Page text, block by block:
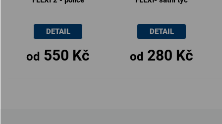
od 550 Kč
DETAIL
od 280 Kč
DETAIL